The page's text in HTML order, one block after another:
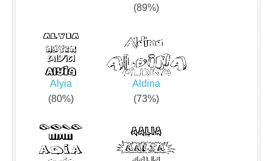
(89%)
Alyia
(80%)
Aldina
(73%)